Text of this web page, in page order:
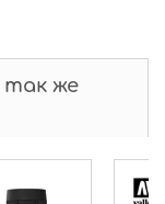
так же